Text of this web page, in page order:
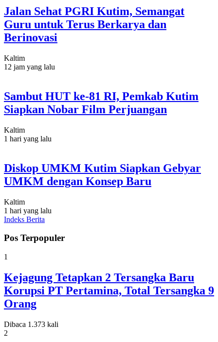
Jalan Sehat PGRI Kutim, Semangat
Guru untuk Terus Berkarya dan
Berinovasi
Kaltim
12 jam yang lalu
Sambut HUT ke-81 RI, Pemkab Kutim
Siapkan Nobar Film Perjuangan
Kaltim
1 hari yang lalu
Diskop UMKM Kutim Siapkan Gebyar
UMKM dengan Konsep Baru
Kaltim
1 hari yang lalu
Indeks Berita
Pos Terpopuler
1
Kejagung Tetapkan 2 Tersangka Baru
Korupsi PT Pertamina, Total Tersangka 9
Orang
Dibaca 1.373 kali
2